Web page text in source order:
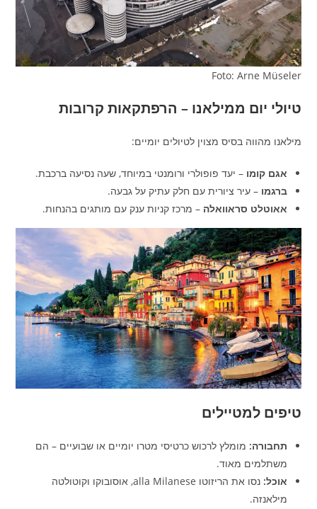
Foto: Arne Müseler
טיולי יום ממילאנו – הרפתקאות קרובות
מילאנו מהווה בסיס מצוין לטיולים יומיים:
אגם קומו – יעד פופולרי ורומנטי במיוחד, שעה נסיעה ברכבת.
ברגמו – עיר ציורית עם חלק עתיק על גבעה.
אאוטלט סראוואלה – מרכז קניות ענק עם מותגים בהנחות.
טיפים למטיילים
תחבורה: מומלץ לרכוש כרטיסי מטרו יומיים או שבועיים – הם
משתלמים מאוד.
אוכל:
נסו את הריזוטו alla Milanese, אוסובוקו וקוטולטה
מילאנזה.